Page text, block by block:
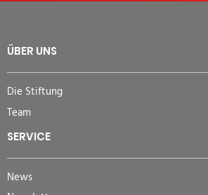
ÜBER UNS
Die Stiftung
Team
SERVICE
News